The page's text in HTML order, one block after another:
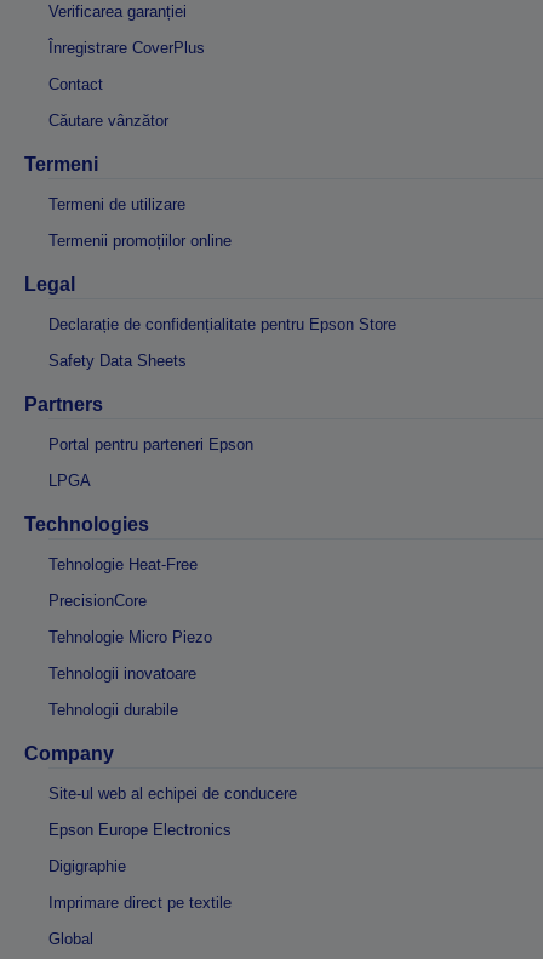
Verificarea garanției
Înregistrare CoverPlus
Contact
Căutare vânzător
Termeni
Termeni de utilizare
Termenii promoțiilor online
Legal
Declarație de confidențialitate pentru Epson Store
Safety Data Sheets
Partners
Portal pentru parteneri Epson
LPGA
Technologies
Tehnologie Heat-Free
PrecisionCore
Tehnologie Micro Piezo
Tehnologii inovatoare
Tehnologii durabile
Company
Site-ul web al echipei de conducere
Epson Europe Electronics
Digigraphie
Imprimare direct pe textile
Global